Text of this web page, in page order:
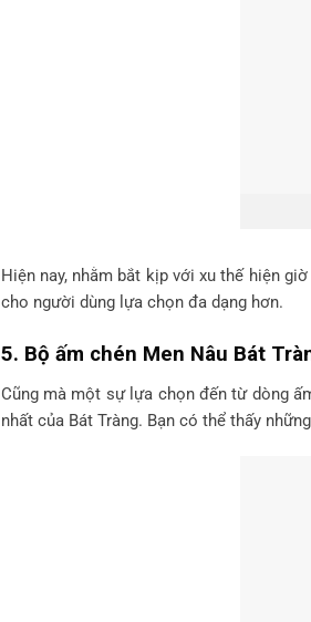
Hiện nay, nhằm bắt kịp với xu thế hiện
cho người dùng lựa chọn đa dạng hơn.
5. Bộ ấm chén Men Nâu Bát
Cũng mà một sự lựa chọn đến từ dòng
nhất của Bát Tràng. Bạn có thể thấy